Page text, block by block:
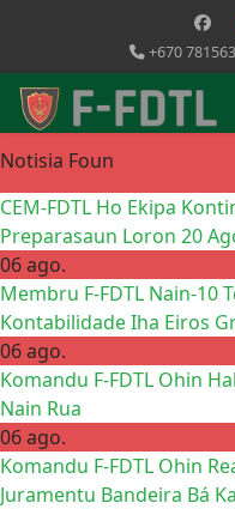
+670
Notisia Foun
CEM-FDTL Ho Ekipa
Preparasaun Loron 20
06 ago.
Membru F-FDTL Nain-10
Kontabilidade Iha Eiros
06 ago.
Komandu F-FDTL Ohin
Nain Rua
06 ago.
Komandu F-FDTL Ohin
Juramentu Bandeira Bá